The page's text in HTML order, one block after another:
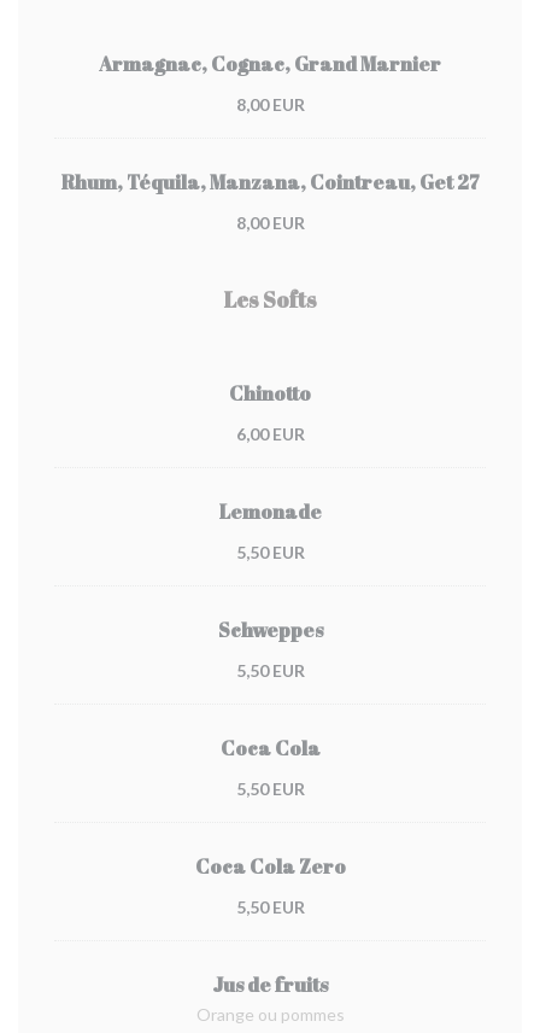
Armagnac, Cognac, Grand Marnier
8,00 EUR
Rhum, Téquila, Manzana, Cointreau, Get 27
8,00 EUR
Les Softs
Chinotto
6,00 EUR
Lemonade
5,50 EUR
Schweppes
5,50 EUR
Coca Cola
5,50 EUR
Coca Cola Zero
5,50 EUR
Jus de fruits
Orange ou pommes